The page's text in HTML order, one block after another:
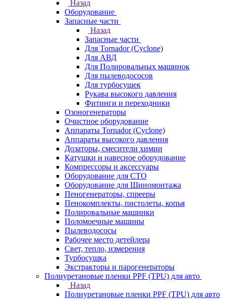
Назад
Оборудование
Запасные части
Назад
Запасные части
Для Tornador (Cyclone)
Для АВД
Для Полировальных машинок
Для пылеводососов
Для турбосушек
Рукава высокого давления
Фитинги и переходники
Озоногенераторы
Очистное оборудование
Аппараты Tornador (Cyclone)
Аппараты высокого давления
Дозаторы, смесители химии
Катушки и навесное оборудование
Компрессоры и аксессуары
Оборудование для СТО
Оборудование для Шиномонтажа
Пеногенераторы, спрееры
Пенокомплекты, пистолеты, копья
Полировальные машинки
Поломоечные машины
Пылеводососы
Рабочее место детейлера
Свет, тепло, измерения
Турбосушка
Экстракторы и парогенераторы
Полиуретановые пленки PPF (TPU) для авто
Назад
Полиуретановые пленки PPF (TPU) для авто